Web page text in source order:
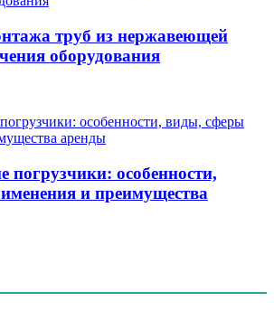
труб из нержавеющей
оборудования
погрузчики: особенности,
и преимущества